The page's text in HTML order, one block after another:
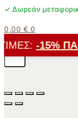
✓ Δωρεάν
0,00 € 0
-15%